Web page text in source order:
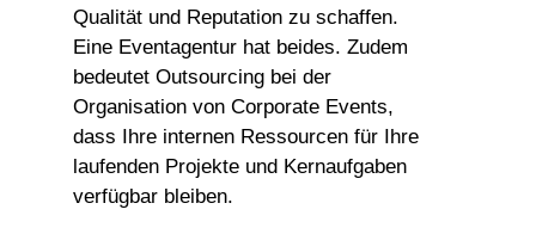
Qualität und Reputation zu schaffen.
Eine Eventagentur hat beides. Zudem
bedeutet Outsourcing bei der
Organisation von Corporate Events,
dass Ihre internen Ressourcen für Ihre
laufenden Projekte und Kernaufgaben
verfügbar bleiben.